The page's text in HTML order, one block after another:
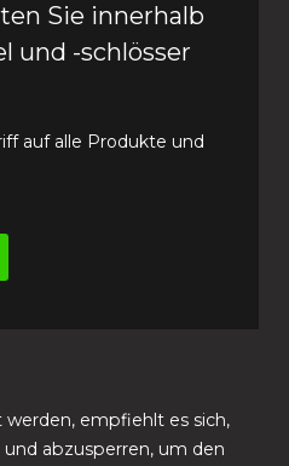
Sie innerhalb
und -schlösser
auf alle Produkte und
empfiehlt es sich,
abzusperren, um den